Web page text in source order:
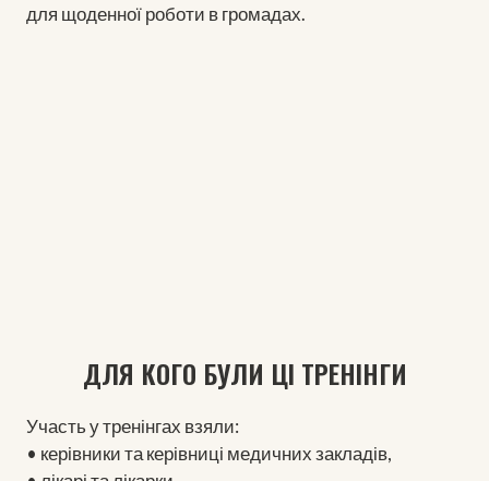
для щоденної роботи в громадах.
ДЛЯ КОГО БУЛИ ЦІ ТРЕНІНГИ
Участь у тренінгах взяли:
• керівники та керівниці медичних закладів,